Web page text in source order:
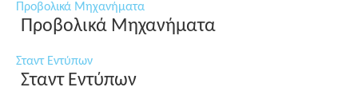
Προβολικά Μηχανήματα
Προβολικά Μηχανήματα
Σταντ Εντύπων
Σταντ Εντύπων